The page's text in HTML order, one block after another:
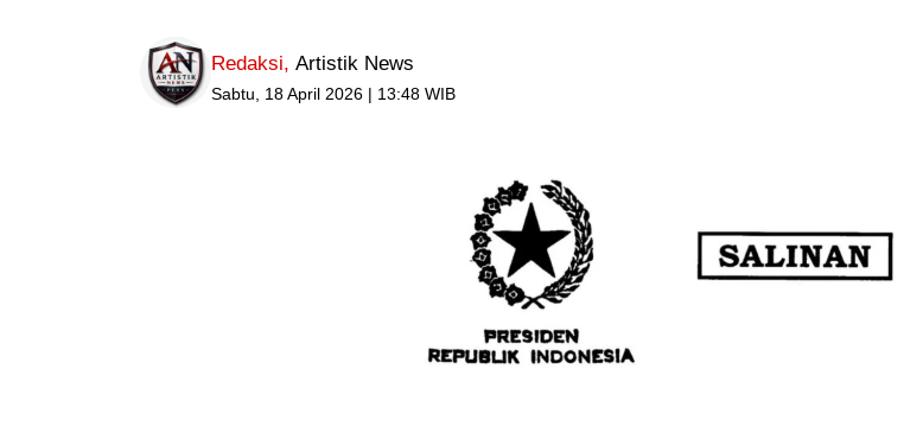
Redaksi, Artistik News
Sabtu, 18 April 2026 | 13:48 WIB